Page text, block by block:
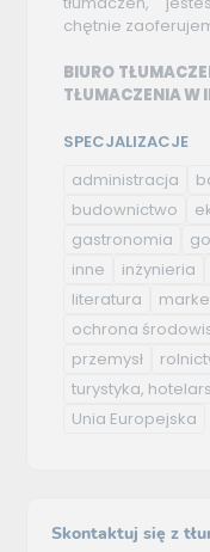
chętnie
BIURO
TŁUMACZENIA W
SPECJALIZACJE
administracja
budownictwo
gastronomia
inne
inżynieria
literatura
ochrona
przemysł
turystyka,
Unia Europejska
Skontaktuj się z